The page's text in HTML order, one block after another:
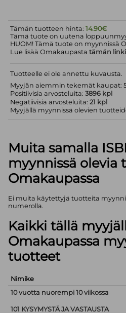
Tämän tuotteen hinta:14.90€
Tämä tuote on uutena
HUOM! Tämä tuote on myynnissä
Lue lisää Omakaupastatämän
Tuotteelle ei ole annettu kuvausta.
Myyjän aiemmin tekemät kaupat:
Positiivisia arvosteluita:3896 kpl
Negatiivisia arvosteluita:21 kpl
Myyjällä myynnissä olevien
Muita samalla
myynnissä olevia
Omakaupassa
Ei muita käytettyjä tuotteita
numerolla.
Kaikki tällä
Omakaupassa
tuotteet
Nimike
10 vuotta nuorempi 10 viikossa
101 KYSYMYSTÄ JA VASTAUSTA